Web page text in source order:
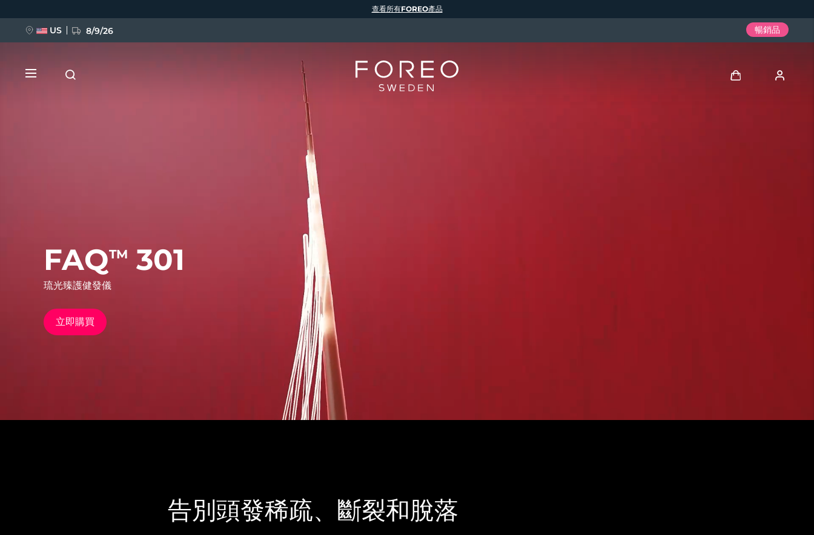
FAQTM 301
琉光臻護健發儀
立即購買
告別頭發稀疏、斷裂和脫落
查看所有FOREO產品
US 8/9/26 暢銷品
issa™ Teeth Whitening Set
熱門產品